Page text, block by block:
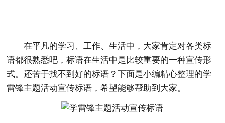
在平凡的学习、工作、生活中，大家肯定对各类标
语都很熟悉吧，标语在生活中是比较重要的一种宣传形
式。还苦于找不到好的标语？下面是小编精心整理的学
雷锋主题活动宣传标语，希望能够帮助到大家。